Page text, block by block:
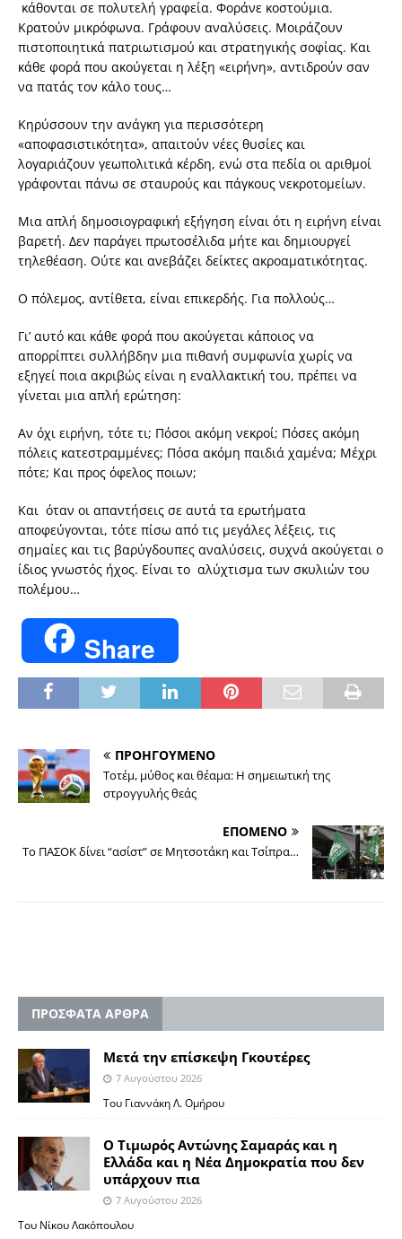
κάθονται σε πολυτελή γραφεία. Φοράνε κοστούμια.
Κρατούν μικρόφωνα. Γράφουν αναλύσεις. Μοιράζουν
πιστοποιητικά πατριωτισμού και στρατηγικής σοφίας. Και
κάθε φορά που ακούγεται η λέξη «ειρήνη», αντιδρούν σαν
να πατάς τον κάλο τους…
Κηρύσσουν την ανάγκη για περισσότερη
«αποφασιστικότητα», απαιτούν νέες θυσίες και
λογαριάζουν γεωπολιτικά κέρδη, ενώ στα πεδία οι αριθμοί
γράφονται πάνω σε σταυρούς και πάγκους νεκροτομείων.
Μια απλή δημοσιογραφική εξήγηση είναι ότι η ειρήνη είναι
βαρετή. Δεν παράγει πρωτοσέλιδα μήτε και δημιουργεί
τηλεθέαση. Ούτε και ανεβάζει δείκτες ακροαματικότητας.
Ο πόλεμος, αντίθετα, είναι επικερδής. Για πολλούς…
Γι’ αυτό και κάθε φορά που ακούγεται κάποιος να
απορρίπτει συλλήβδην μια πιθανή συμφωνία χωρίς να
εξηγεί ποια ακριβώς είναι η εναλλακτική του, πρέπει να
γίνεται μια απλή ερώτηση:
Αν όχι ειρήνη, τότε τι; Πόσοι ακόμη νεκροί; Πόσες ακόμη
πόλεις κατεστραμμένες; Πόσα ακόμη παιδιά χαμένα; Μέχρι
πότε; Και προς όφελος ποιων;
Και όταν οι απαντήσεις σε αυτά τα ερωτήματα
αποφεύγονται, τότε πίσω από τις μεγάλες λέξεις, τις
σημαίες και τις βαρύγδουπες αναλύσεις, συχνά ακούγεται ο
ίδιος γνωστός ήχος. Είναι το αλύχτισμα των σκυλιών του
πολέμου…
Share
ΠΡΟΗΓΟΥΜΕΝΟ
Τοτέμ, μύθος και θέαμα: Η σημειωτική της
στρογγυλής θεάς
ΕΠΟΜΕΝΟ
Το ΠΑΣΟΚ δίνει “ασίστ” σε Μητσοτάκη και Τσίπρα…
ΠΡΟΣΦΑΤΑ ΑΡΘΡΑ
Μετά την επίσκεψη Γκουτέρες
7 Αυγούστου 2026
Του Γιαννάκη Λ. Ομήρου
Ο Τιμωρός Αντώνης Σαμαράς και η
Ελλάδα και η Νέα Δημοκρατία που δεν
υπάρχουν πια
7 Αυγούστου 2026
Του Νίκου Λακόπουλου